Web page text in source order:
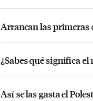
Arrancan las primeras
¿Sabes qué significa el
Así se las gasta el